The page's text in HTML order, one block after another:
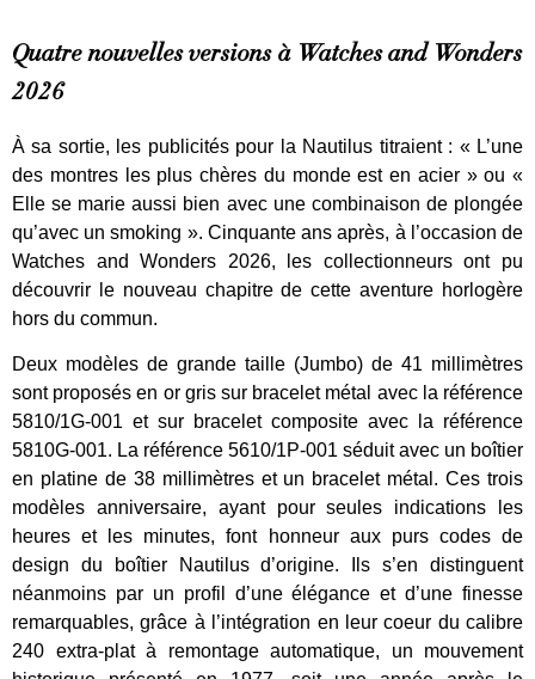
Quatre nouvelles versions à Watches and Wonders
2026
À sa sortie, les publicités pour la Nautilus titraient : « L’une
des montres les plus chères du monde est en acier » ou «
Elle se marie aussi bien avec une combinaison de plongée
qu’avec un smoking ». Cinquante ans après, à l’occasion de
Watches and Wonders 2026, les collectionneurs ont pu
découvrir le nouveau chapitre de cette aventure horlogère
hors du commun.
Deux modèles de grande taille (Jumbo) de 41 millimètres
sont proposés en or gris sur bracelet métal avec la référence
5810/1G-001 et sur bracelet composite avec la référence
5810G-001. La référence 5610/1P-001 séduit avec un boîtier
en platine de 38 millimètres et un bracelet métal. Ces trois
modèles anniversaire, ayant pour seules indications les
heures et les minutes, font honneur aux purs codes de
design du boîtier Nautilus d’origine. Ils s’en distinguent
néanmoins par un profil d’une élégance et d’une finesse
remarquables, grâce à l’intégration en leur coeur du calibre
240 extra-plat à remontage automatique, un mouvement